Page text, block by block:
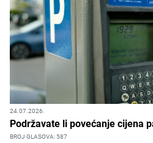
24.07.2026.
Podržavate li povećanje cijena
BROJ GLASOVA: 587